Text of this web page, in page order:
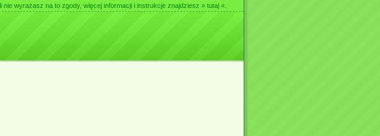
wyrażasz na to zgody, więcej informacji i instrukcje znajdziesz » tutaj «